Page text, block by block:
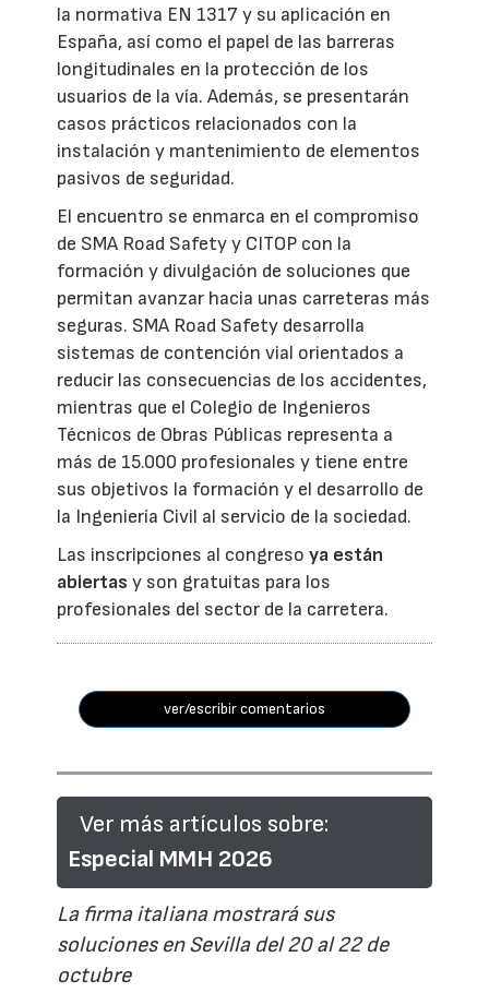
la normativa EN 1317 y su aplicación en
España, así como el papel de las barreras
longitudinales en la protección de los
usuarios de la vía. Además, se presentarán
casos prácticos relacionados con la
instalación y mantenimiento de elementos
pasivos de seguridad.
El encuentro se enmarca en el compromiso
de SMA Road Safety y CITOP con la
formación y divulgación de soluciones que
permitan avanzar hacia unas carreteras más
seguras. SMA Road Safety desarrolla
sistemas de contención vial orientados a
reducir las consecuencias de los accidentes,
mientras que el Colegio de Ingenieros
Técnicos de Obras Públicas representa a
más de 15.000 profesionales y tiene entre
sus objetivos la formación y el desarrollo de
la Ingeniería Civil al servicio de la sociedad.
Las inscripciones al congresoya están
abiertas y son gratuitas para los
profesionales del sector de la carretera.
ver/escribir comentarios
Ver más artículos sobre:
Especial MMH 2026
La firma italiana mostrará sus
soluciones en Sevilla del 20 al 22 de
octubre